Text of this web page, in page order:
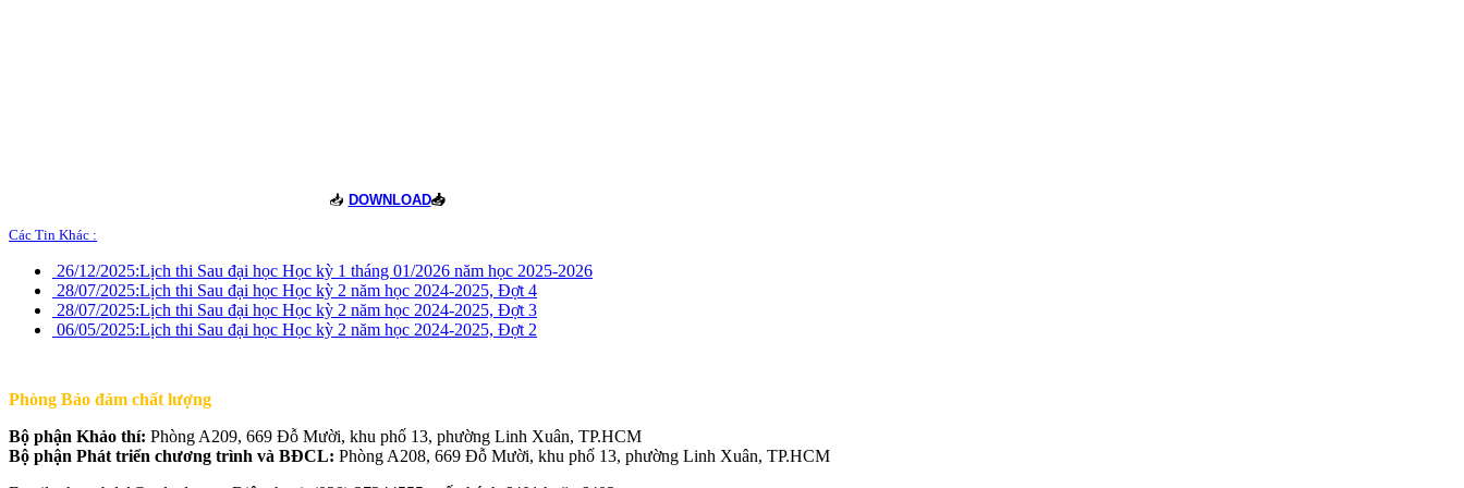
📥 DOWNLOAD📥
Các Tin Khác :
26/12/2025:Lịch thi Sau đại học Học kỳ 1 tháng 01/2026 năm học 2025-2026
28/07/2025:Lịch thi Sau đại học Học kỳ 2 năm học 2024-2025, Đợt 4
28/07/2025:Lịch thi Sau đại học Học kỳ 2 năm học 2024-2025, Đợt 3
06/05/2025:Lịch thi Sau đại học Học kỳ 2 năm học 2024-2025, Đợt 2
Phòng Bảo đảm chất lượng
Bộ phận Khảo thí: Phòng A209, 669 Đỗ Mười, khu phố 13, phường Linh Xuân, TP.HCM
Bộ phận Phát triển chương trình và BĐCL: Phòng A208, 669 Đỗ Mười, khu phố 13, phường Linh Xuân, TP.HCM